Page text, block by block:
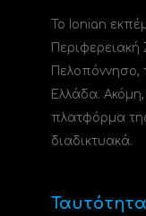
Το Ionian
Πελοπόννησο,
Ελλάδα.
πλατφόρμα
διαδικτυακά.
Ταυτότητα